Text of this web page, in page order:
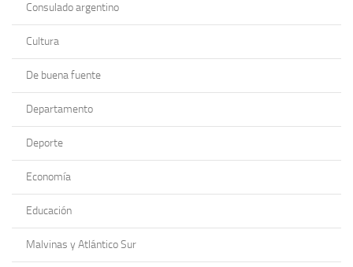
Consulado argentino
Cultura
De buena fuente
Departamento
Deporte
Economía
Educación
Malvinas y Atlántico Sur